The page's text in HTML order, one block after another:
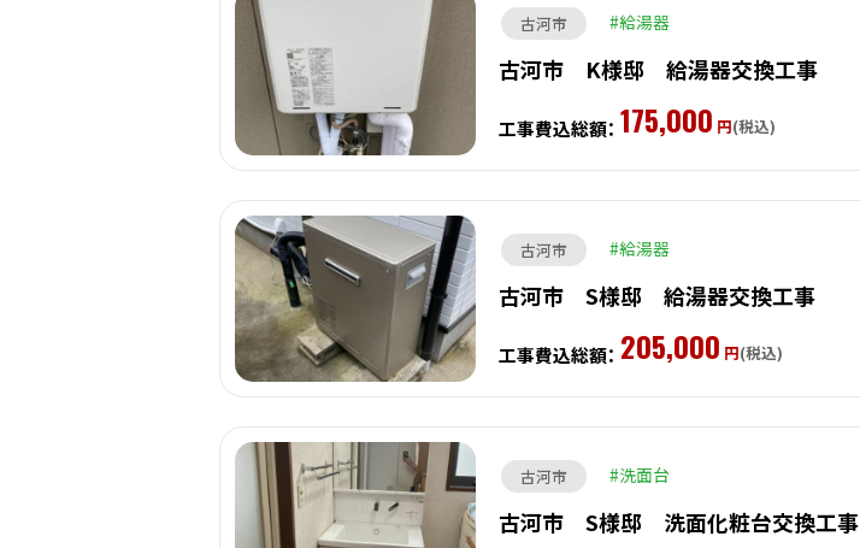
古河市 給湯器
古河市 K様邸 給湯器交換工事
工事費込総額： 175,000 円(税込)
古河市 給湯器
古河市 S様邸 給湯器交換工事
工事費込総額： 205,000 円(税込)
古河市 洗面台
古河市 S様邸 洗面化粧台交換工事